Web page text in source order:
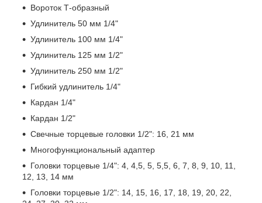
Вороток Т-образный
Удлинитель 50 мм 1/4"
Удлинитель 100 мм 1/4"
Удлинитель 125 мм 1/2"
Удлинитель 250 мм 1/2"
Гибкий удлинитель 1/4"
Кардан 1/4"
Кардан 1/2"
Свечные торцевые головки 1/2": 16, 21 мм
Многофункциональный адаптер
Головки торцевые 1/4": 4, 4,5, 5, 5,5, 6, 7, 8, 9, 10, 11,
12, 13, 14 мм
Головки торцевые 1/2": 14, 15, 16, 17, 18, 19, 20, 22,